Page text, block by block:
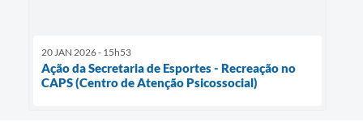
20 JAN 2026 - 15h53
Ação da Secretaria de Esportes - Recreação no
CAPS (Centro de Atenção Psicossocial)